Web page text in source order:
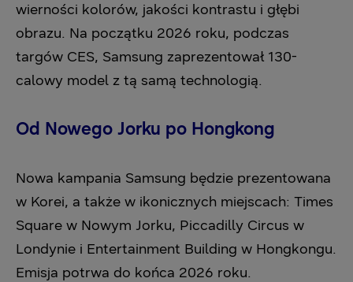
wierności kolorów, jakości kontrastu i głębi
obrazu. Na początku 2026 roku, podczas
targów CES, Samsung zaprezentował 130-
calowy model z tą samą technologią.
Od Nowego Jorku po Hongkong
Nowa kampania Samsung będzie prezentowana
w Korei, a także w ikonicznych miejscach: Times
Square w Nowym Jorku, Piccadilly Circus w
Londynie i Entertainment Building w Hongkongu.
Emisja potrwa do końca 2026 roku.